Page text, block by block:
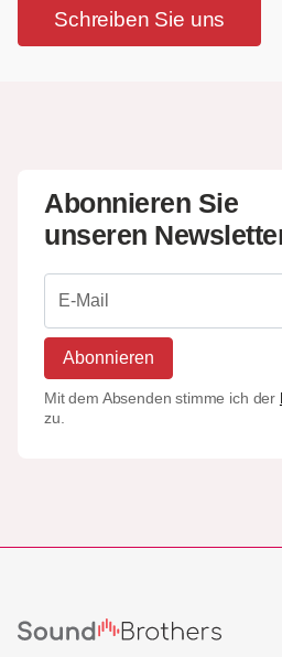
Schreiben Sie uns
Abonnieren Sie
unseren
Abonnieren
Mit dem Absenden stimme ich der
zu.